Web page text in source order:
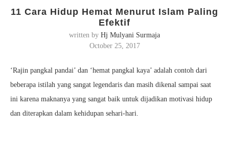
11 Cara Hidup Hemat Menurut Islam Paling
Efektif
written by Hj Mulyani Surmaja
October 25, 2017
‘Rajin pangkal pandai’ dan ‘hemat pangkal kaya’ adalah contoh dari
beberapa istilah yang sangat legendaris dan masih dikenal sampai saat
ini karena maknanya yang sangat baik untuk dijadikan motivasi hidup
dan diterapkan dalam kehidupan sehari-hari.